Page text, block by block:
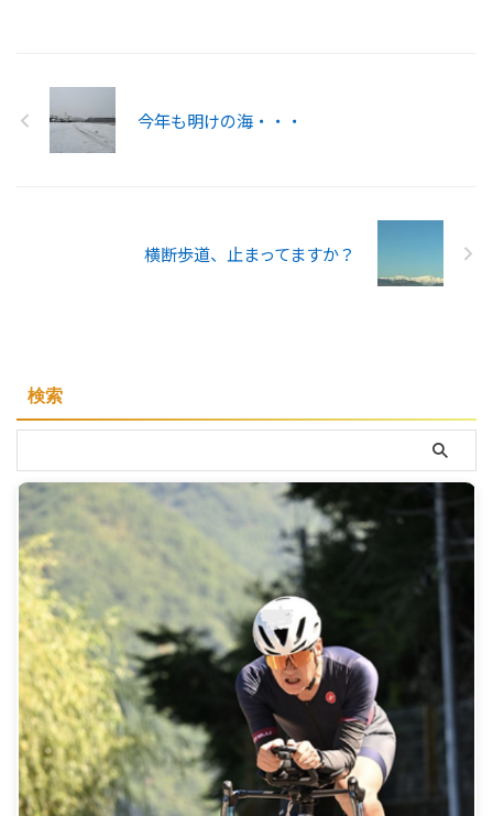
今年も明けの海・・・
横断歩道、止まってますか？
検索